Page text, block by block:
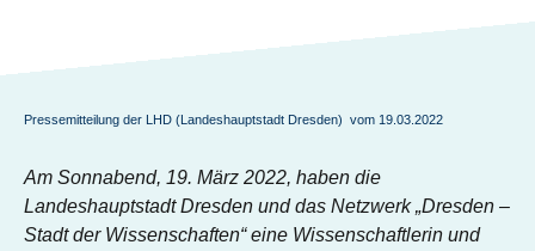
Pressemitteilung der LHD (Landeshauptstadt Dresden) vom 19.03.2022
Am Sonnabend, 19. März 2022, haben die
Landeshauptstadt Dresden und das Netzwerk „Dresden –
Stadt der Wissenschaften“ eine Wissenschaftlerin und